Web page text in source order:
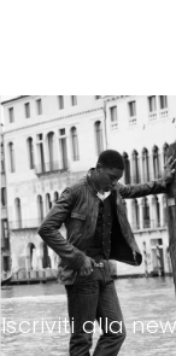
Iscriviti alla